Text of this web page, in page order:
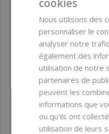
Biodégradabilité
Certifications
Couleur du produit
Fonction dans la
formulation
cookies
Nous utilisons des
personnaliser le
analyser notre
également des
utilisation de notre
partenaires de
peuvent les
informations que
ou qu'ils ont
utilisation de leurs